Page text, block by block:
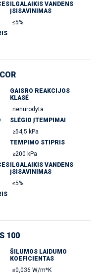
ILGALAIKIS VANDENS
ĮSISAVINIMAS
≤5%
GAISRO REAKCIJOS
KLASĖ
nenurodyta
SLĖGIO ĮTEMPIMAI
≥54,5 kPa
TEMPIMO STIPRIS
≥200 kPa
ILGALAIKIS VANDENS
ĮSISAVINIMAS
≤5%
100
ŠILUMOS LAIDUMO
KOEFICIENTAS
≤0,036 W/m*K